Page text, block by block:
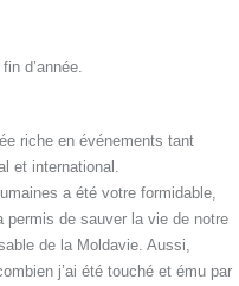
d’année.
riche en événements tant
et international.
a été votre formidable,
permis de sauver la vie de notre
de la Moldavie. Aussi,
j’ai été touché et ému par